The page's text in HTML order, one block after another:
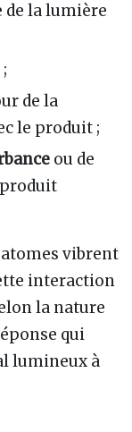
de la lumière
;
de la
le produit ;
ou de
vibrent
interaction
la nature
qui
lumineux à